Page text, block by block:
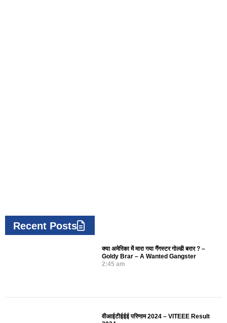
Recent Posts
क्या अमेरिका में मारा गया गैंगस्टर गोल्डी बरार ? –
Goldy Brar – A Wanted Gangster
2:45 am
वीआईटीईईई परिणाम 2024 – VITEEE Result